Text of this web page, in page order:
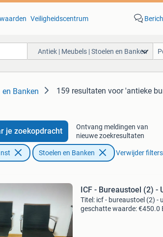
Veiligheidscentrum
Antiek | Meubels | Stoelen en Banken
Banken 159 resultaten voor 'antieke
je zoekopdracht
Ontvang meldingen van
nieuwe zoekresultaten
Stoelen en Banken Verwijder filters
ICF - Bureaustoel (2) -
Titel: icf - bureaustoel (2) -
geschatte waarde: €450.0